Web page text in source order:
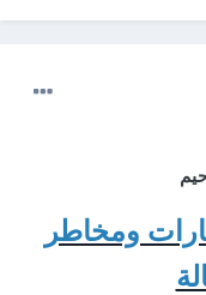
ومخاطر